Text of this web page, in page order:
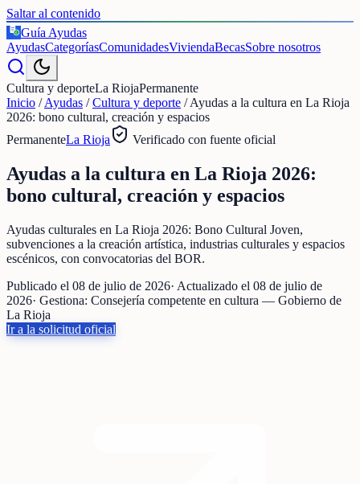
Saltar al contenido
€
Guía Ayudas
AyudasCategoríasComunidadesViviendaBecasSobre nosotros
Cultura y deporteLa RiojaPermanente
Inicio /Ayudas /Cultura y deporte /Ayudas a la cultura en La Rioja
2026: bono cultural, creación y espacios
PermanenteLa Rioja Verificado con fuente oficial
Ayudas a la cultura en La Rioja 2026:
bono cultural, creación y espacios
Ayudas culturales en La Rioja 2026: Bono Cultural Joven,
subvenciones a la creación artística, industrias culturales y espacios
escénicos, con convocatorias del BOR.
Publicado el 08 de julio de 2026· Actualizado el 08 de julio de
2026· Gestiona: Consejería competente en cultura — Gobierno de
La Rioja
Ir a la solicitud oficial